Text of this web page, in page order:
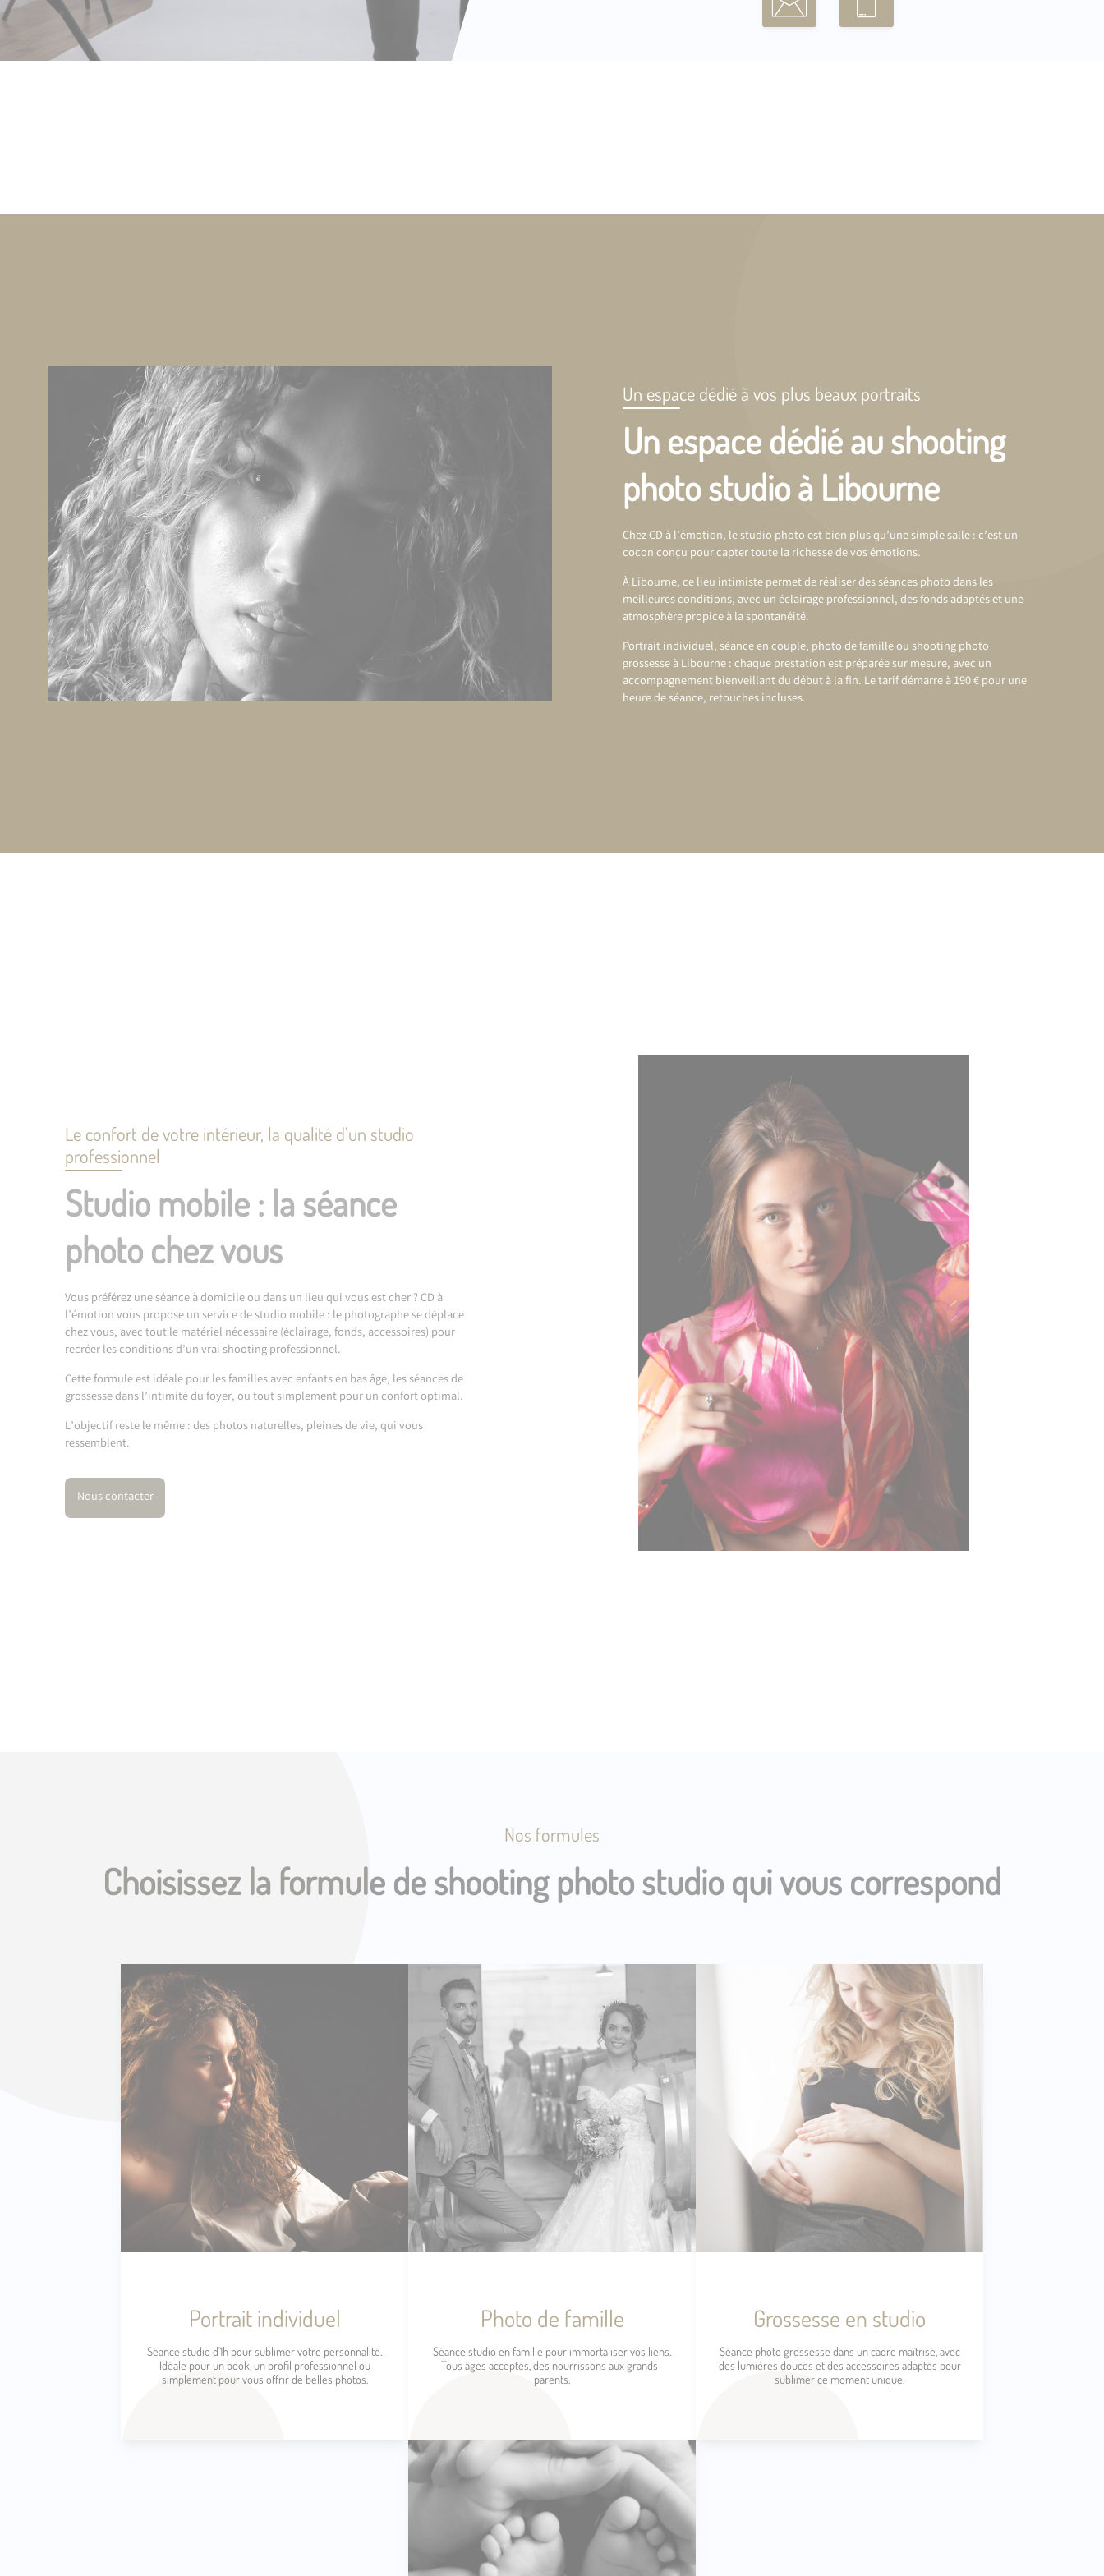
Un espace dédié à vos plus beaux portraits
Un espace dédié au shooting
photo studio à Libourne
Chez CD à l’émotion, le studio photo est bien plus qu’une simple salle : c’est un
cocon conçu pour capter toute la richesse de vos émotions.
À Libourne, ce lieu intimiste permet de réaliser des séances photo dans les
meilleures conditions, avec un éclairage professionnel, des fonds adaptés et une
atmosphère propice à la spontanéité.
Portrait individuel, séance en couple, photo de famille ou shooting photo
grossesse à Libourne: chaque prestation est préparée sur mesure, avec un
accompagnement bienveillant du début à la fin. Le tarif démarre à 190 € pour une
heure de séance, retouches incluses.
Le confort de votre intérieur, la qualité d’un studio
professionnel
Studio mobile : la séance
photo chez vous
Vous préférez une séance à domicile ou dans un lieu qui vous est cher ? CD à
l’émotion vous propose un service de studio mobile : le photographe se déplace
chez vous, avec tout le matériel nécessaire (éclairage, fonds, accessoires) pour
recréer les conditions d’un vrai shooting professionnel.
Cette formule est idéale pour les familles avec enfants en bas âge, les séances de
grossesse dans l’intimité du foyer, ou tout simplement pour un confort optimal.
L’objectif reste le même : des photos naturelles, pleines de vie, qui vous
ressemblent.
Nous contacter
Nos formules
Choisissez la formule de shooting photo studio qui vous correspond
Portrait individuel
Séance studio d'1h pour sublimer votre personnalité.
Idéale pour un book, un profil professionnel ou
simplement pour vous offrir de belles photos.
Photo de famille
Séance studio en famille pour immortaliser vos liens.
Tous âges acceptés, des nourrissons aux grands-
parents.
Grossesse en studio
Séance photo grossesse dans un cadre maîtrisé, avec
des lumières douces et des accessoires adaptés pour
sublimer ce moment unique.